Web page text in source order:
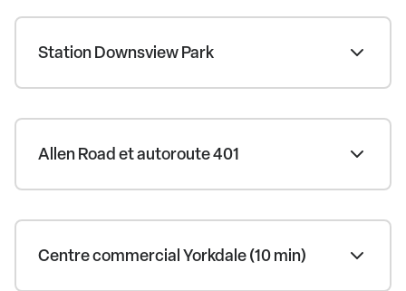
Station Downsview Park
Allen Road et autoroute 401
Centre commercial Yorkdale (10 min)